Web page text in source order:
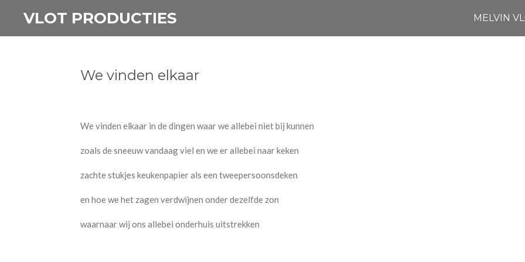
VLOT PRODUCTIES MELVIN
We vinden elkaar
We vinden elkaar in de dingen waar we allebei niet bij kunnen
zoals de sneeuw vandaag viel en we er allebei naar keken
zachte stukjes keukenpapier als een tweepersoonsdeken
en hoe we het zagen verdwijnen onder dezelfde zon
waarnaar wij ons allebei onderhuis uitstrekken